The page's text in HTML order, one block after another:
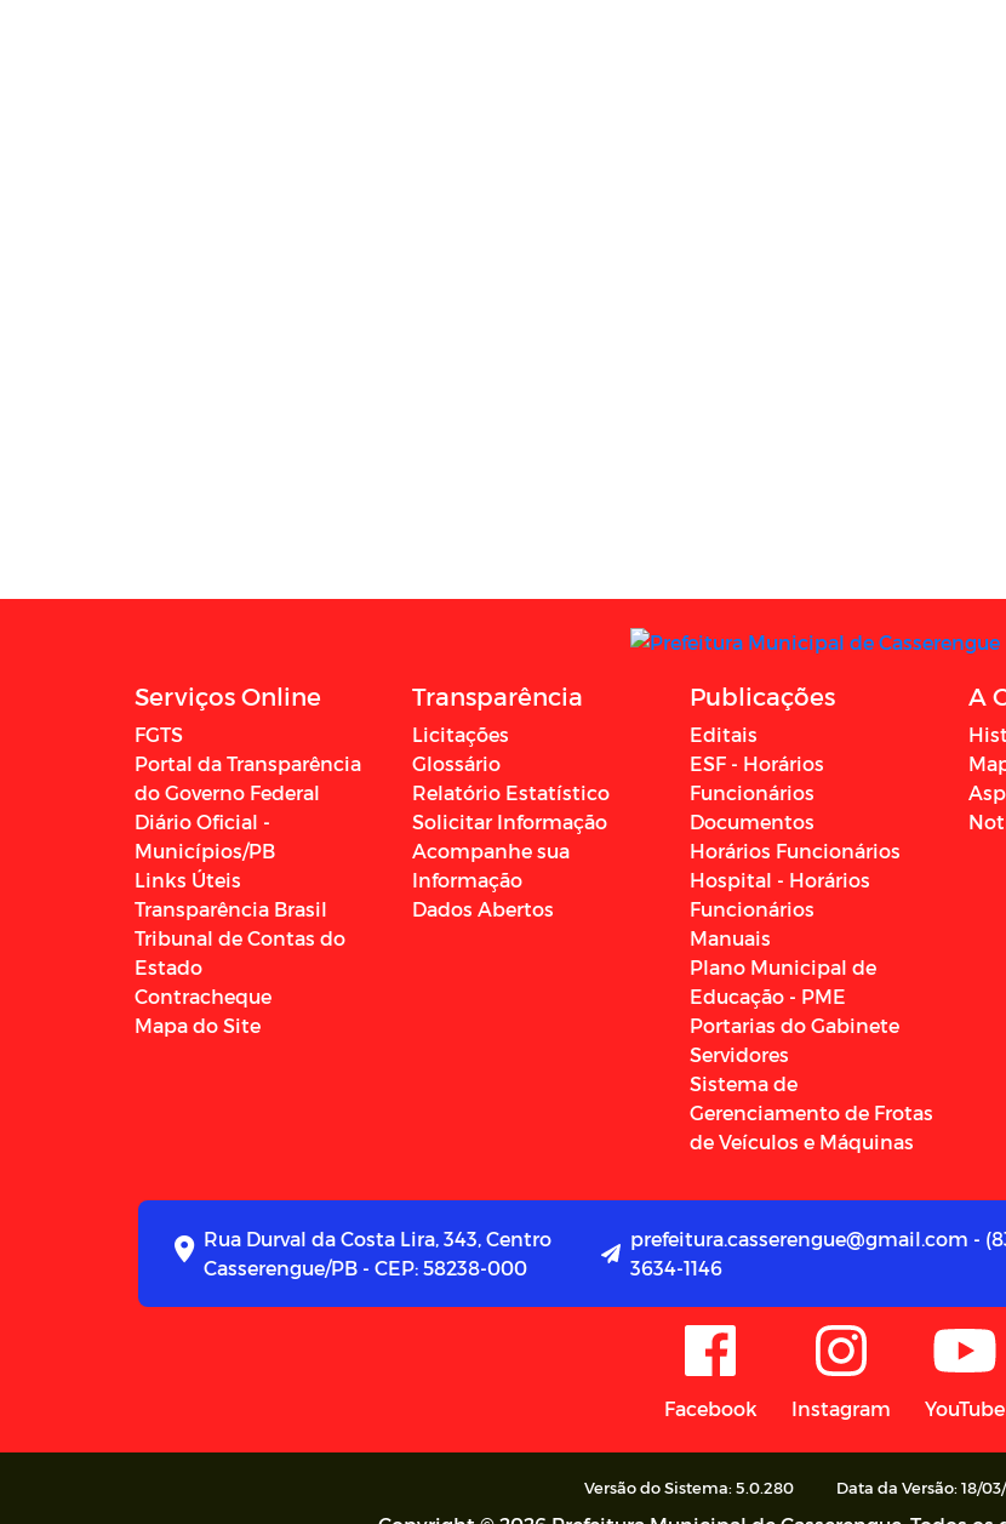
Serviços Online
FGTS
Portal da Transparência
do Governo Federal
Diário Oficial -
Municípios/PB
Links Úteis
Transparência Brasil
Tribunal de Contas do
Estado
Contracheque
Mapa do Site
Transparência
Licitações
Glossário
Relatório Estatístico
Solicitar Informação
Acompanhe sua
Informação
Dados Abertos
Publicações
Editais
ESF - Horários
Funcionários
Documentos
Horários Funcionários
Hospital - Horários
Funcionários
Manuais
Plano Municipal de
Educação - PME
Portarias do Gabinete
Servidores
Sistema de
Gerenciamento de Frotas
de Veículos e Máquinas
A
Rua Durval da Costa Lira, 343, Centro
Casserengue/PB - CEP: 58238-000
prefeitura.casserengue@gmail.com -
3634-1146
Facebook Instagram YouTube
Versão do Sistema: 5.0.280 Data da Versão: 18/